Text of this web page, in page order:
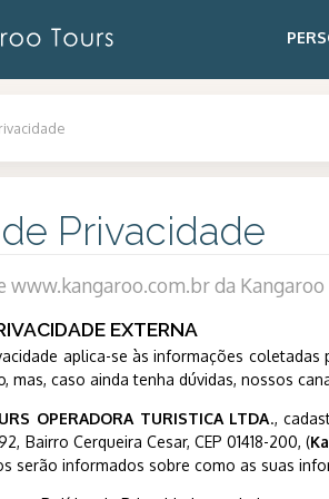
Privacidade
www.kangaroo.com.br da
EXTERNA
aplica-se às informações coletadas
mas, caso ainda tenha dúvidas, nossos
OPERADORA TURISTICA LTDA.,
Bairro Cerqueira Cesar, CEP 01418-200, (
serão informados sobre como as suas